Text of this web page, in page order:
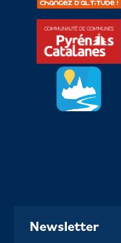
Newsletter